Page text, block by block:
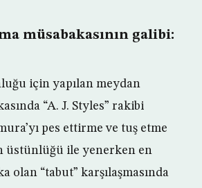
müsabakasının galibi:
için yapılan meydan
“A. J. Styles” rakibi
pes ettirme ve tuş etme
üstünlüğü ile yenerken en
olan “tabut” karşılaşmasında